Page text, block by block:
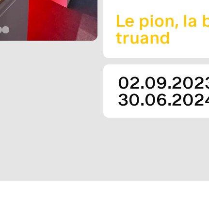
Le pion, la
truand